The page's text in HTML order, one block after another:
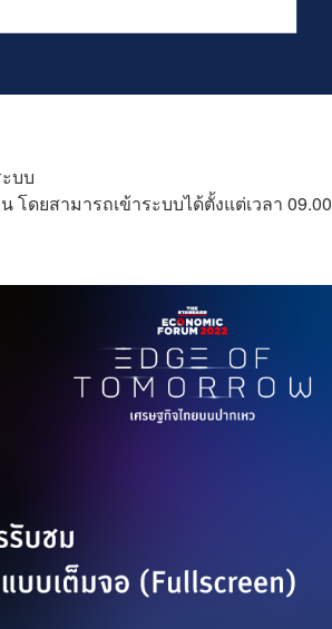
บบ
ดยสามารถเข้าระบบได้ตั้งแต่เวลา 09.00